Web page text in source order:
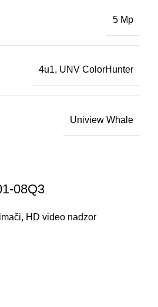
5 Mp
4u1, UNV ColorHunter
Uniview Whale
08Q3
, HD video nadzor